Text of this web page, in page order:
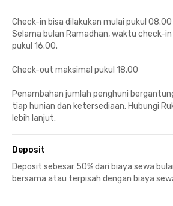
Check-in bisa dilakukan mulai pukul
Selama bulan Ramadhan, waktu check-
pukul 16.00.
Check-out maksimal pukul 18.00
Penambahan jumlah penghuni
tiap hunian dan ketersediaan. Hubungi
lebih lanjut.
Deposit
Deposit sebesar 50% dari biaya sewa
bersama atau terpisah dengan biaya